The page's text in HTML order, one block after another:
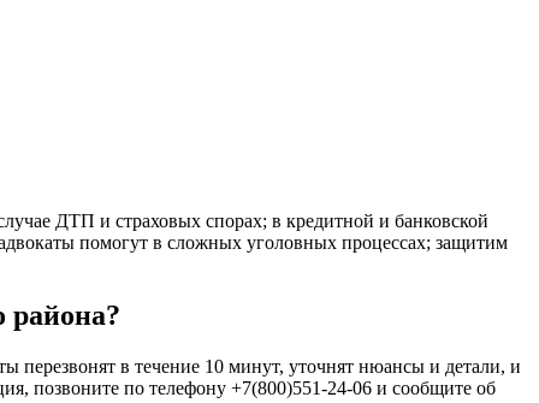
ДТП и страховых спорах; в кредитной и банковской
помогут в сложных уголовных процессах; защитим
района?
перезвонят в течение 10 минут, уточнят нюансы и детали, и
позвоните по телефону +7(800)551-24-06 и сообщите об